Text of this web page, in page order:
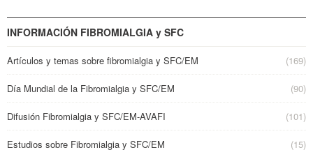
INFORMACIÓN FIBROMIALGIA y SFC
Artículos y temas sobre fibromialgia y SFC/EM (169)
Día Mundial de la Fibromialgia y SFC/EM (90)
Difusión Fibromialgia y SFC/EM-AVAFI (101)
Estudios sobre Fibromialgia y SFC/EM (15)